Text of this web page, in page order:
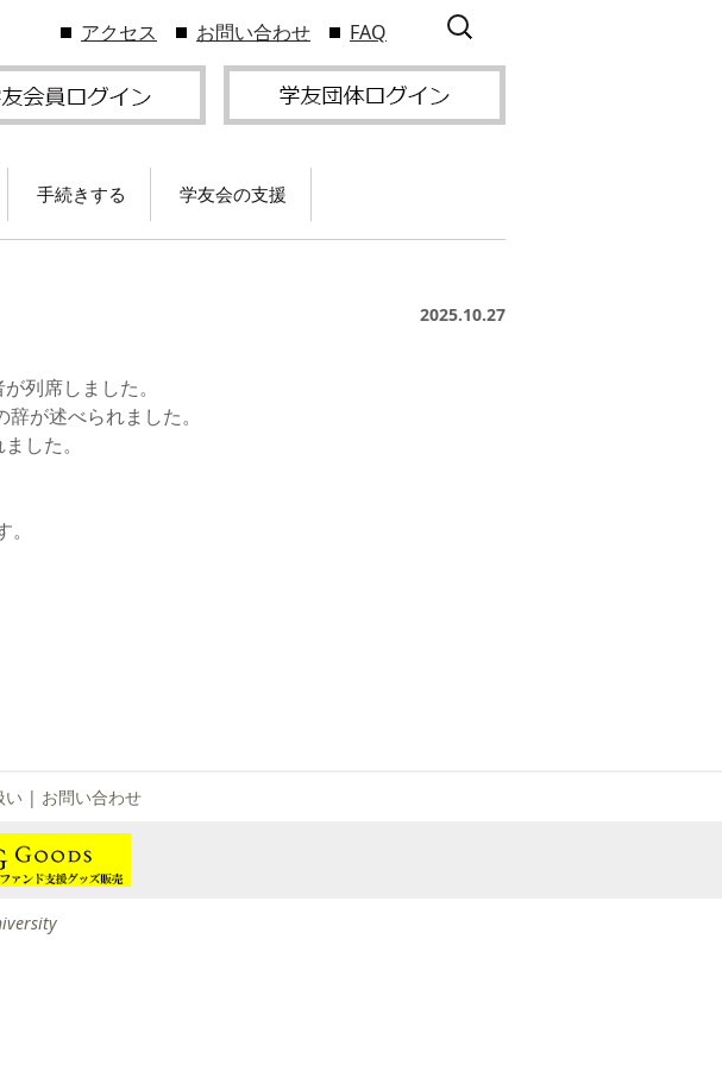
アクセス お問い合わせ FAQ
検
索:
卒業生メールサービス
(MGメール)【2010年3
月卒業生以降】
手続きする
住所等変更について
ビス案内
学友会費および納入方
法
学友会の支援
卒業記念パーティー開
請方法
2025.10.27
列席しました。
が述べられました。
した。
い | お問い合わせ